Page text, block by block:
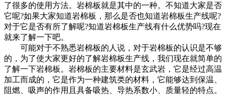
了很多的使用方法。岩棉板就是其中的一种。不知道大家是否
它呢?如果大家知道岩棉板，那么是否也知道岩棉板生产线呢?
对于它是否有所了解呢?知道岩棉板生产线有什么优势吗?现在
就来了解一下吧。
可能对于不熟悉岩棉板的人说，对于岩棉板的认识是不够
的，为了使大家更好的了解岩棉板生产线，我们现在就简单的
了解一下岩棉板。岩棉板的主要材料是玄武岩，它是经过高温
加工而成的，它是作为一种建筑类的材料，它能够达到保温、
阻燃、吸声的作用且具备吸热、导热系数小、质量轻的特点。